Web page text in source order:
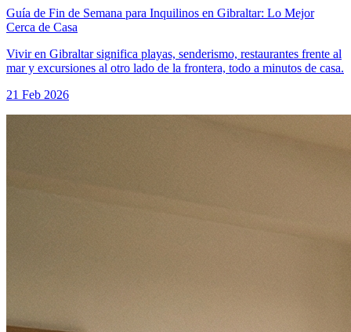
Guía de Fin de Semana para Inquilinos en Gibraltar: Lo Mejor
Cerca de Casa
Vivir en Gibraltar significa playas, senderismo, restaurantes frente al
mar y excursiones al otro lado de la frontera, todo a minutos de casa.
21 Feb 2026